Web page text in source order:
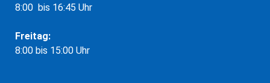
8:00 bis 16:45 Uhr
Freitag:
8:00 bis 15:00 Uhr